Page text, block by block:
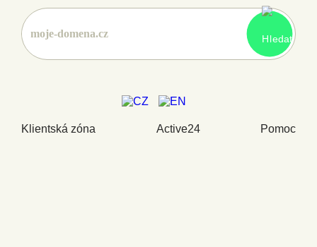
Klientská zóna Active24 Pomoc